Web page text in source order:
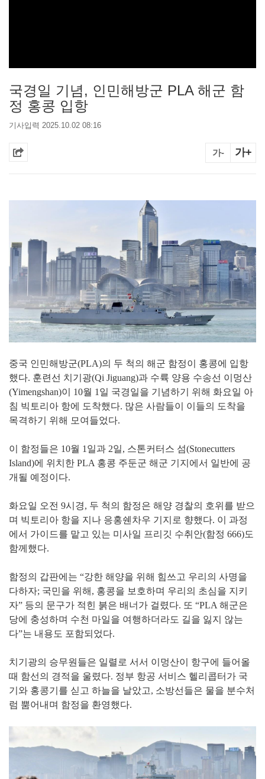
국경일 기념, 인민해방군 PLA 해군 함
정 홍콩 입항
기사입력 2025.10.02 08:16
가- 가+
중국 인민해방군(PLA)의 두 척의 해군 함정이 홍콩에 입항
했다. 훈련선 치기광(Qi Jiguang)과 수륙 양용 수송선 이멍산
(Yimengshan)이 10월 1일 국경일을 기념하기 위해 화요일 아
침 빅토리아 항에 도착했다. 많은 사람들이 이들의 도착을
목격하기 위해 모여들었다.
이 함정들은 10월 1일과 2일, 스톤커터스 섬(Stonecutters
Island)에 위치한 PLA 홍콩 주둔군 해군 기지에서 일반에 공
개될 예정이다.
화요일 오전 9시경, 두 척의 함정은 해양 경찰의 호위를 받으
며 빅토리아 항을 지나 응홍쉔차우 기지로 향했다. 이 과정
에서 가이드를 맡고 있는 미사일 프리깃 수취안(함정 666)도
함께했다.
함정의 갑판에는 “강한 해양을 위해 힘쓰고 우리의 사명을
다하자; 국민을 위해, 홍콩을 보호하며 우리의 초심을 지키
자” 등의 문구가 적힌 붉은 배너가 걸렸다. 또 “PLA 해군은
당에 충성하며 수천 마일을 여행하더라도 길을 잃지 않는
다”는 내용도 포함되었다.
치기광의 승무원들은 일렬로 서서 이멍산이 항구에 들어올
때 함선의 경적을 울렸다. 정부 항공 서비스 헬리콥터가 국
기와 홍콩기를 싣고 하늘을 날았고, 소방선들은 물을 분수처
럼 뿜어내며 함정을 환영했다.